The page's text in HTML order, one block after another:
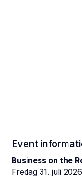
Event
Business on the
Fredag 31. juli